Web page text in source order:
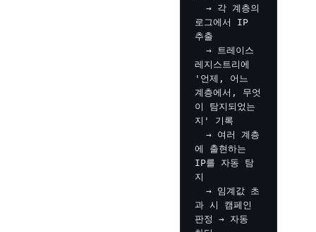
  → 각 계층의
로그에서 IP
추출
  → 트레이스
레지스트리에
'언제, 어느
계층에서, 무엇
이 탐지되었는
지' 기록
  → 여러 계층
에 출현하는
IP를 자동 탐
지
  → 임계값 초
과 시 캠페인
판정 → 자동